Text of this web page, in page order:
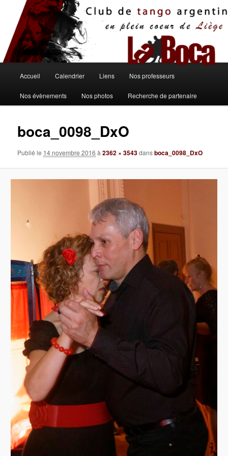
contenu
principal
principal
Accueil Calendrier Liens Nos professeurs
Nos évènements Nos photos Recherche de partenaire
boca_0098_DxO
Publié le 14 novembre 2016 à2362 × 3543dansboca_0098_DxO